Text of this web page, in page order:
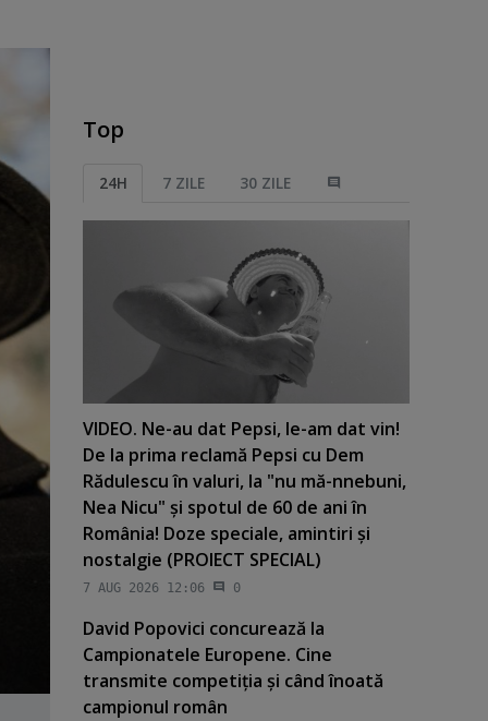
Top
24H 7 ZILE 30 ZILE
VIDEO. Ne-au dat Pepsi, le-am dat vin!
De la prima reclamă Pepsi cu Dem
Rădulescu în valuri, la "nu mă-nnebuni,
Nea Nicu" şi spotul de 60 de ani în
România! Doze speciale, amintiri şi
nostalgie (PROIECT SPECIAL)
7 AUG 2026 12:06 0
David Popovici concurează la
Campionatele Europene. Cine
transmite competiţia şi când înoată
campionul român